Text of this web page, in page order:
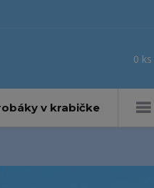
0 ks
v krabičke